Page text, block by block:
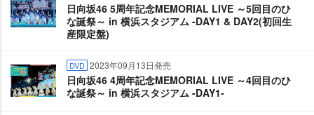
日向坂46 5周年記念MEMORIAL LIVE ～5回目のひ
な誕祭～ in 横浜スタジアム -DAY1 & DAY2(初回生
産限定盤)
DVD 2023年09月13日発売
日向坂46 4周年記念MEMORIAL LIVE ～4回目のひ
な誕祭～ in 横浜スタジアム -DAY1-